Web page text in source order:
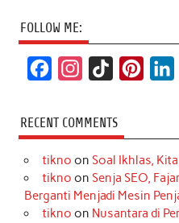
FOLLOW ME:
c
e
b
o
s
t
a
r
k
T
o
k
t
e
e
d
I
RECENT COMMENTS
tikno on Soal Ikhlas,
tikno on Senja SEO,
Berganti Menjadi Mesin
tikno on Nusantara di